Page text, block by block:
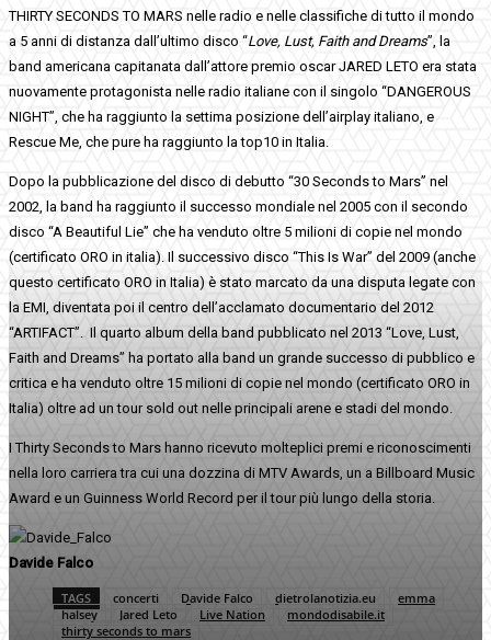
THIRTY SECONDS TO MARS nelle radio e nelle classifiche di tutto il mondo
a 5 anni di distanza dall’ultimo disco “Love, Lust, Faith and Dreams”, la
band americana capitanata dall’attore premio oscar JARED LETO era stata
nuovamente protagonista nelle radio italiane con il singolo “DANGEROUS
NIGHT”, che ha raggiunto la settima posizione dell’airplay italiano, e
Rescue Me, che pure ha raggiunto la top10 in Italia.
Dopo la pubblicazione del disco di debutto “30 Seconds to Mars” nel
2002, la band ha raggiunto il successo mondiale nel 2005 con il secondo
disco “A Beautiful Lie” che ha venduto oltre 5 milioni di copie nel mondo
(certificato ORO in italia). Il successivo disco “This Is War” del 2009 (anche
questo certificato ORO in Italia) è stato marcato da una disputa legate con
la EMI, diventata poi il centro dell’acclamato documentario del 2012
“ARTIFACT”. Il quarto album della band pubblicato nel 2013 “Love, Lust,
Faith and Dreams” ha portato alla band un grande successo di pubblico e
critica e ha venduto oltre 15 milioni di copie nel mondo (certificato ORO in
Italia) oltre ad un tour sold out nelle principali arene e stadi del mondo.
I Thirty Seconds to Mars hanno ricevuto molteplici premi e riconoscimenti
nella loro carriera tra cui una dozzina di MTV Awards, un a Billboard Music
Award e un Guinness World Record per il tour più lungo della storia.
Davide Falco
TAGS concerti Davide Falco dietrolanotizia.eu
emma
halsey
Jared Leto Live Nation
mondodisabile.it
thirty seconds to mars